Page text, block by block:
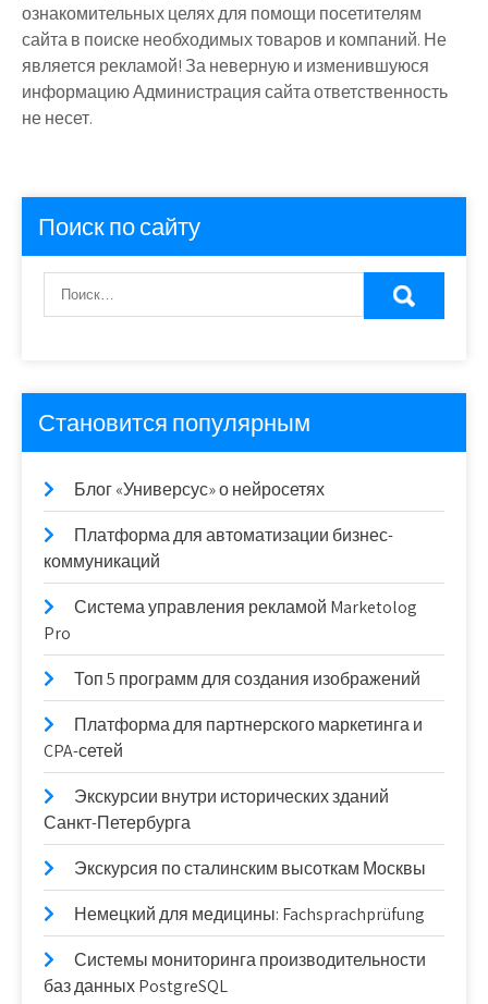
ознакомительных целях для помощи посетителям
сайта в поиске необходимых товаров и компаний. Не
является рекламой! За неверную и изменившуюся
информацию Администрация сайта ответственность
не несет.
Поиск по сайту
Становится популярным
Блог «Универсус» о нейросетях
Платформа для автоматизации бизнес-
коммуникаций
Система управления рекламой Marketolog
Pro
Топ 5 программ для создания изображений
Платформа для партнерского маркетинга и
CPA-сетей
Экскурсии внутри исторических зданий
Санкт-Петербурга
Экскурсия по сталинским высоткам Москвы
Немецкий для медицины: Fachsprachprüfung
Системы мониторинга производительности
баз данных PostgreSQL